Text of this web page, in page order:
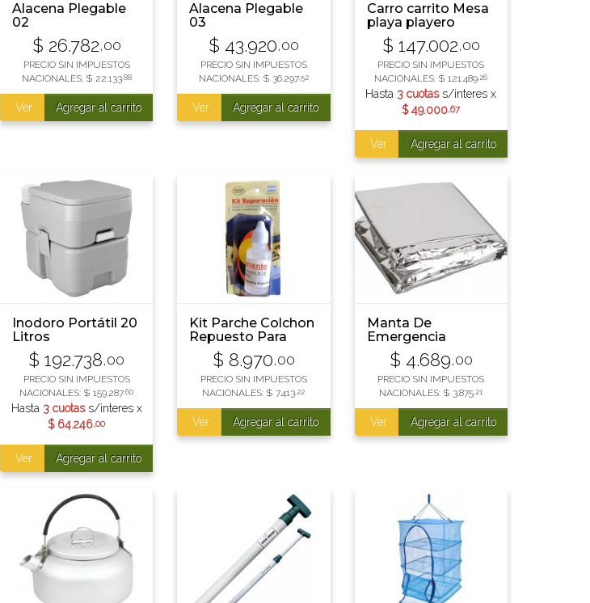
Alacena Plegable
02
$ 26.782,00
PRECIO SIN IMPUESTOS
NACIONALES: $ 22.133,88
Ver Agregar al carrito
Alacena Plegable
03
$ 43.920,00
PRECIO SIN IMPUESTOS
NACIONALES: $ 36.297,52
Ver Agregar al carrito
Carro carrito Mesa
playa playero
Caizara de aluminio
con ruedas
desmontables
$ 147.002,00
PRECIO SIN IMPUESTOS
NACIONALES: $ 121.489,26
Hasta 3 cuotass/interes x
$ 49.000,67
Ver Agregar al carrito
Inodoro Portátil 20
Litros
$ 192.738,00
PRECIO SIN IMPUESTOS
NACIONALES: $ 159.287,60
Hasta 3 cuotass/interes x
$ 64.246,00
Ver Agregar al carrito
Kit Parche Colchon
Repuesto Para
Wader
$ 8.970,00
PRECIO SIN IMPUESTOS
NACIONALES: $ 7.413 ,22
Ver Agregar al carrito
Manta De
Emergencia
Termica Waterdog
Memerg
$ 4.689,00
PRECIO SIN IMPUESTOS
NACIONALES: $ 3.875 ,21
Ver Agregar al carrito